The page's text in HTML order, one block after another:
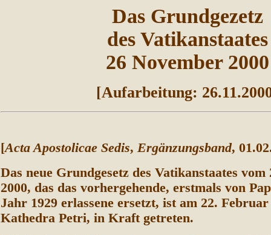
Das Grundgezetz
des Vatikanstaates
26 November 2000
[Aufarbeitung:
[Acta Apostolicae Sedis, Ergänzungsband,
Das neue Grundgesetz des Vatikanstaates
2000, das das vorhergehende, erstmals von
Jahr 1929 erlassene ersetzt, ist am 22. Februar
Kathedra Petri, in Kraft getreten.